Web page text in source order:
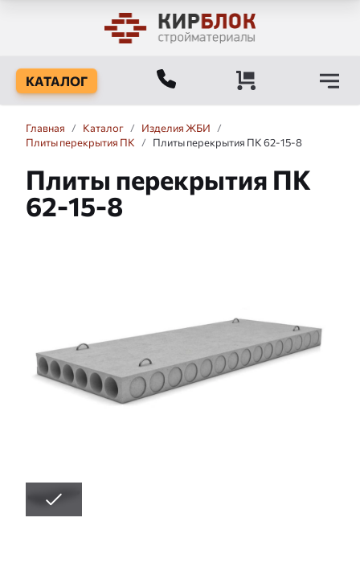
КАТАЛОГ
Главная / Каталог / Изделия ЖБИ
/
Плиты перекрытия ПК
/ Плиты перекрытия ПК 62-15-8
Плиты перекрытия ПК
62-15-8